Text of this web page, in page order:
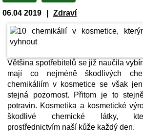
06.04 2019 Zdraví
Většina spotřebitelů se již naučila
mají co nejméně škodlivých
chemikáliím v kosmetice se však
stejná pozornost. Přitom je to
potravin. Kosmetika a kosmetické
škodlivé chemické látky,
prostřednictvím naší kůže každý den.